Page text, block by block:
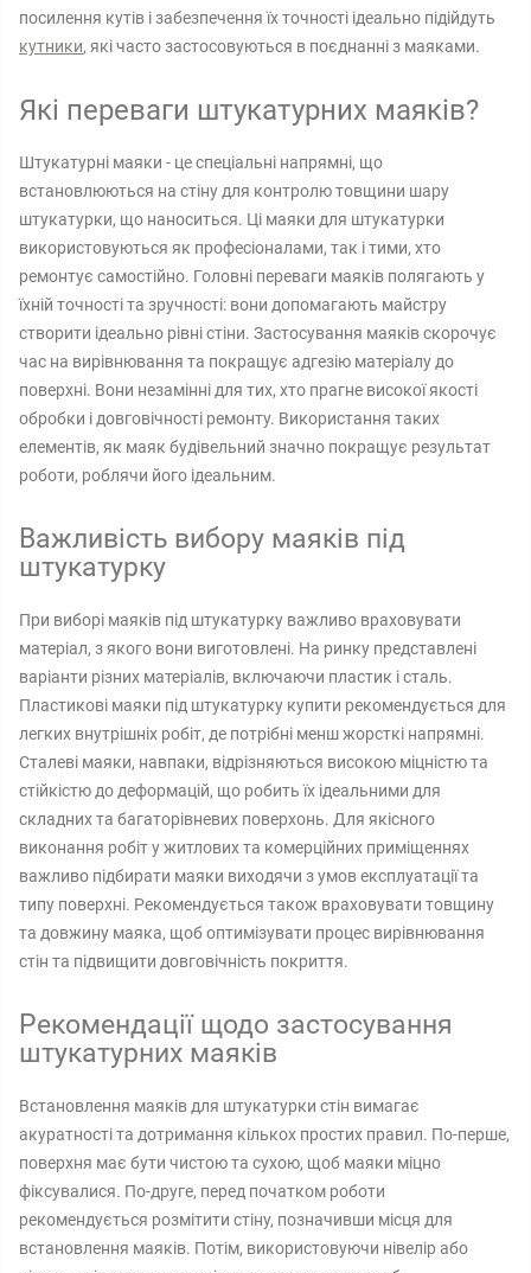
посилення кутів і забезпечення їх точності ідеально підійдуть
кутники, які часто застосовуються в поєднанні з маяками.
Які переваги штукатурних маяків?
Штукатурні маяки - це спеціальні напрямні, що
встановлюються на стіну для контролю товщини шару
штукатурки, що наноситься. Ці маяки для штукатурки
використовуються як професіоналами, так і тими, хто
ремонтує самостійно. Головні переваги маяків полягають у
їхній точності та зручності: вони допомагають майстру
створити ідеально рівні стіни. Застосування маяків скорочує
час на вирівнювання та покращує адгезію матеріалу до
поверхні. Вони незамінні для тих, хто прагне високої якості
обробки і довговічності ремонту. Використання таких
елементів, як маяк будівельний значно покращує результат
роботи, роблячи його ідеальним.
Важливість вибору маяків під
штукатурку
При виборі маяків під штукатурку важливо враховувати
матеріал, з якого вони виготовлені. На ринку представлені
варіанти різних матеріалів, включаючи пластик і сталь.
Пластикові маяки під штукатурку купити рекомендується для
легких внутрішніх робіт, де потрібні менш жорсткі напрямні.
Сталеві маяки, навпаки, відрізняються високою міцністю та
стійкістю до деформацій, що робить їх ідеальними для
складних та багаторівневих поверхонь. Для якісного
виконання робіт у житлових та комерційних приміщеннях
важливо підбирати маяки виходячи з умов експлуатації та
типу поверхні. Рекомендується також враховувати товщину
та довжину маяка, щоб оптимізувати процес вирівнювання
стін та підвищити довговічність покриття.
Рекомендації щодо застосування
штукатурних маяків
Встановлення маяків для штукатурки стін вимагає
акуратності та дотримання кількох простих правил. По-перше,
поверхня має бути чистою та сухою, щоб маяки міцно
фіксувалися. По-друге, перед початком роботи
рекомендується розмітити стіну, позначивши місця для
встановлення маяків. Потім, використовуючи нівелір або